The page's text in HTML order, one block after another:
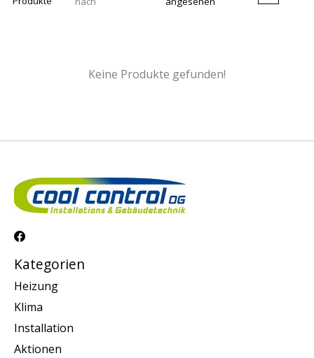
Keine Produkte gefunden!
Kategorien
Heizung
Klima
Installation
Aktionen